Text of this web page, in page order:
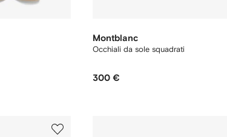
Montblanc
Occhiali da sole squadrati
300 €